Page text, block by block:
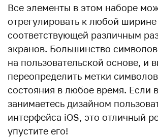
Все элементы в этом наборе
отрегулировать к любой
соответствующей различным
экранов. Большинство
на пользовательской основе, и
переопределить метки
состояния в любое время. Если
занимаетесь дизайном
интерфейса iOS, это отличный
упустите его!